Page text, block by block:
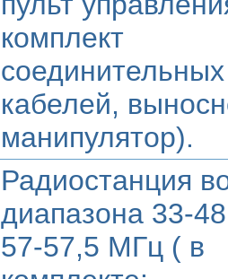
комплект
соединительных
кабелей,
манипулятор).
Радиостанция
диапазона 33-
57-57,5 МГц ( в